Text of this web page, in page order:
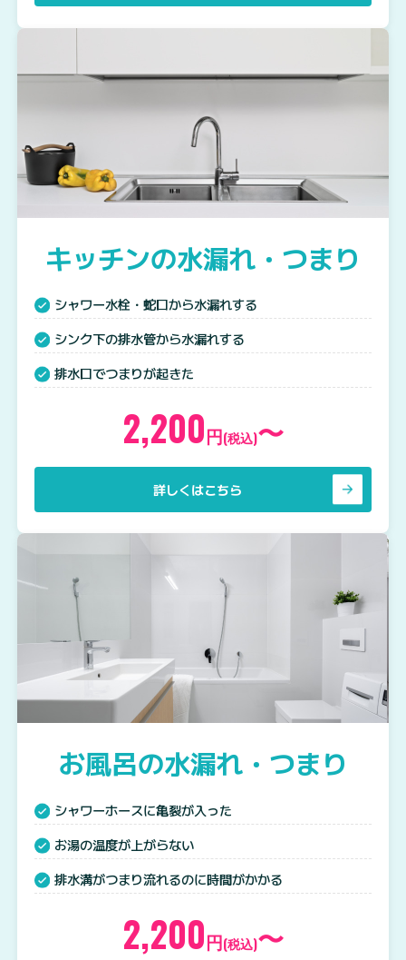
キッチンの水漏れ・つまり
シャワー水栓・蛇口から水漏れする
シンク下の排水管から水漏れする
排水口でつまりが起きた
2,200円(税込)〜
詳しくはこちら
お風呂の水漏れ・つまり
シャワーホースに亀裂が入った
お湯の温度が上がらない
排水溝がつまり流れるのに時間がかかる
2,200円(税込)〜